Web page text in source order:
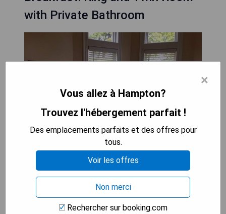
with Private Bathroom
Le Victoria Inn Bed & Breakfast propose une
chambre King et une chambre Twin avec salle de
bain privée, idéale pour un séjour confortable à
×
Vous allez à Hampton?
Trouvez l'hébergement parfait !
Des emplacements parfaits et des offres pour
tous.
Voir les offres
Non merci
Rechercher sur booking.com